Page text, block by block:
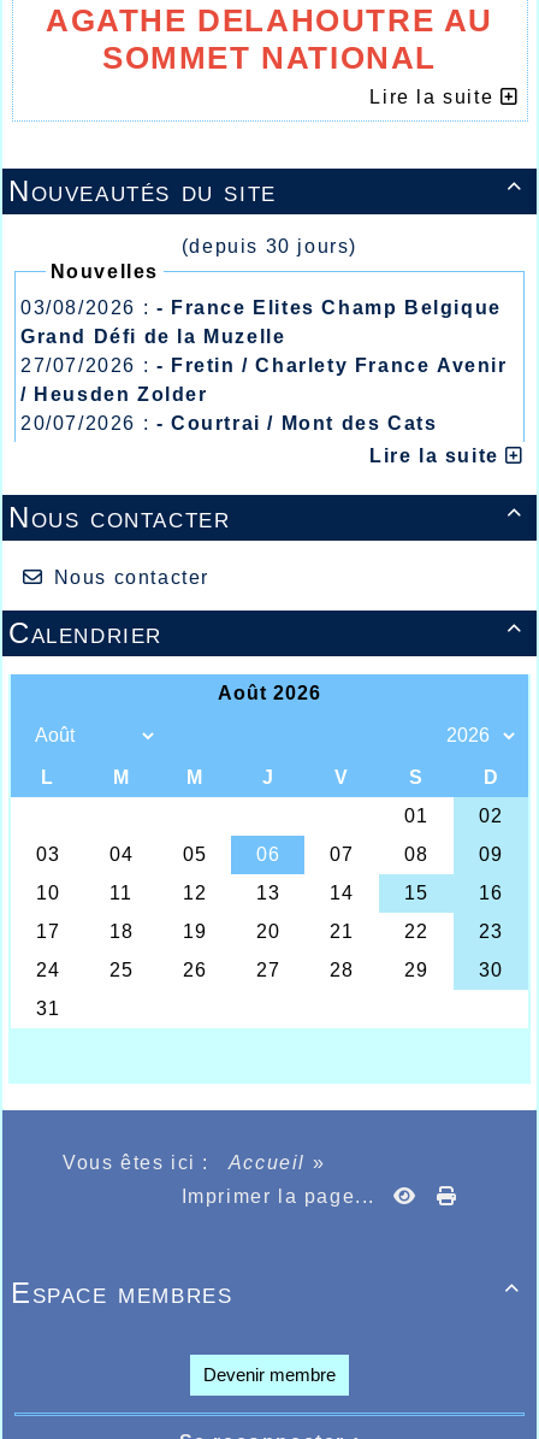

Nouveautés du site
(depuis 30 jours)
Nouvelles
03/08/2026 : - France Elites Champ Belgique
Grand Défi de la Muzelle
27/07/2026 : - Fretin / Charlety France Avenir
/ Heusden Zolder
20/07/2026 : - Courtrai / Mont des Cats
- Lyon / Meeting Abeilles /Lire la suite

Nous contacter
Nous contacter

Calendrier
AGATHE DELAHOUTRE AU
SOMMET NATIONAL
SUR 800m EN SALLE
Maaike & Agathe pré meeting Liévin
de France « Elites » il faut atteindre un très
bon niveau de performance, et l’Athlétisme
Halluin Val de Lys est fier de compter parmi
n’est pas une première, faut-il rappeler les
Jean-Marie Gevaert, Bernard Decatoire,
Rémi Rampteau, Michel Gevaert et Benoît
Zwierchleski, et bien il faut maintenant
rajouter la féminine Agathe Delahoutre qui
Lire la suite
Vous êtes ici : Accueil »
Imprimer la page...

Espace membres
Devenir membre